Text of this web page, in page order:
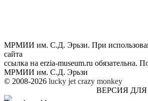
МРМИИ им. С.Д. Эрьзи. При
сайта
ссылка на erzia-museum.ru обязательна.
МРМИИ им. С.Д. Эрьзи
© 2008-2026 lucky jet crazy monkey
ВЕРСИЯ